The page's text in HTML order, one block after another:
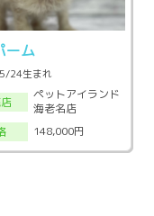
ーム
24生まれ
ペットアイランド
海老名店
148,000円